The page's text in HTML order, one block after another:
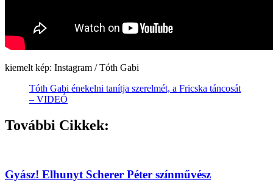
kiemelt kép: Instagram / Tóth Gabi
Tóth Gabi énekelni tanítja szerelmét, a Fricska táncosát
– VIDEÓ
További Cikkek:
Gyász! Elhunyt Scherer Péter színművész